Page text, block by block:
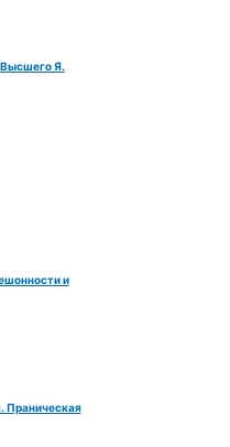
Я.
и
Праническая